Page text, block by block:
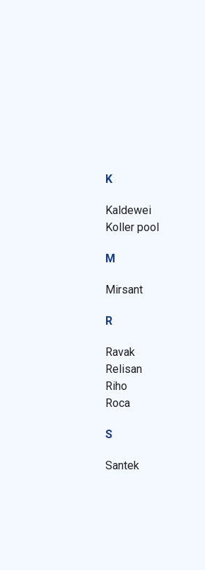
K
Kaldewei
Koller pool
M
Mirsant
R
Ravak
Relisan
Riho
Roca
S
Santek